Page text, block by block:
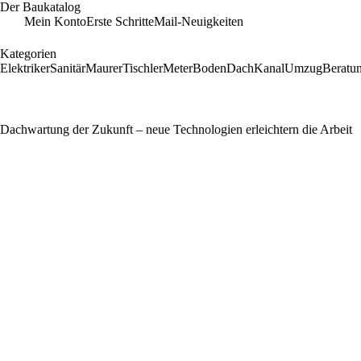
Der Baukatalog
Mein KontoErste SchritteMail-Neuigkeiten
Kategorien
ElektrikerSanitärMaurerTischlerMeterBodenDachKanalUmzug
Dachwartung der Zukunft – neue Technologien erleichtern die Arbeit